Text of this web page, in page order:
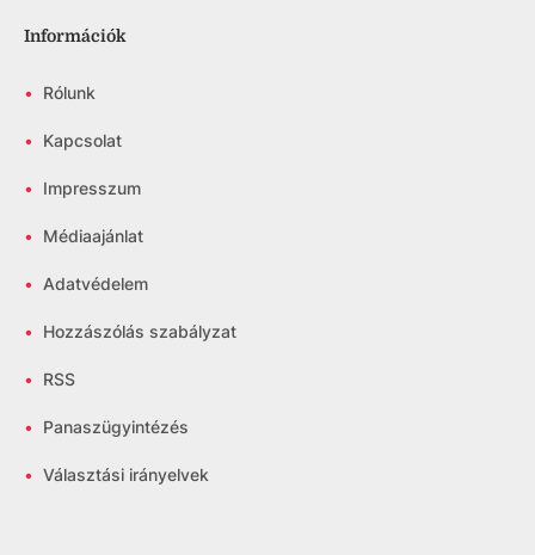
Információk
• Rólunk
• Kapcsolat
• Impresszum
• Médiaajánlat
• Adatvédelem
• Hozzászólás szabályzat
• RSS
• Panaszügyintézés
• Választási irányelvek